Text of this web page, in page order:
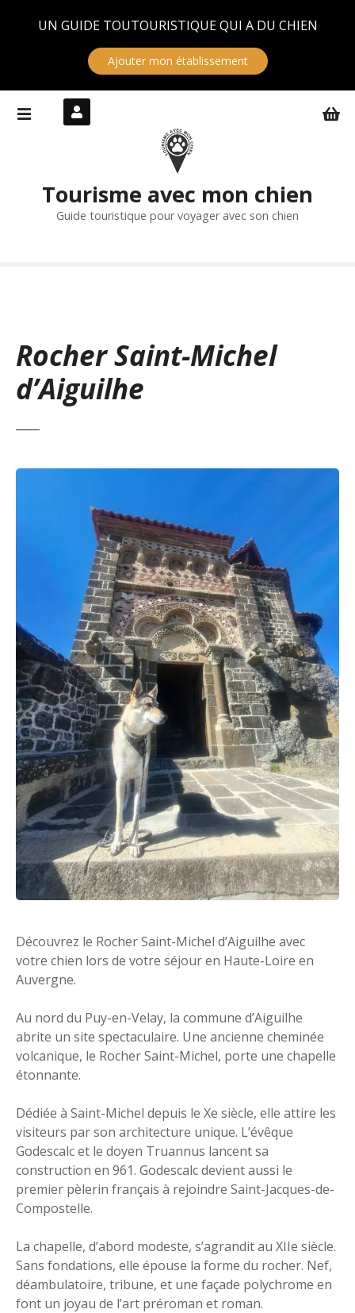
UN GUIDE TOUTOURISTIQUE QUI A DU CHIEN
Ajouter mon établissement
Tourisme avec mon chien
Guide touristique pour voyager avec son chien
Rocher Saint-Michel
d’Aiguilhe
Découvrez le Rocher Saint-Michel d’Aiguilhe avec
votre chien lors de votre séjour en Haute-Loire en
Auvergne.
Au nord du Puy-en-Velay, la commune d’Aiguilhe
abrite un site spectaculaire. Une ancienne cheminée
volcanique, le Rocher Saint-Michel, porte une chapelle
étonnante.
Dédiée à Saint-Michel depuis le Xe siècle, elle attire les
visiteurs par son architecture unique. L’évêque
Godescalc et le doyen Truannus lancent sa
construction en 961. Godescalc devient aussi le
premier pèlerin français à rejoindre Saint-Jacques-de-
Compostelle.
La chapelle, d’abord modeste, s’agrandit au XIIe siècle.
Sans fondations, elle épouse la forme du rocher. Nef,
déambulatoire, tribune, et une façade polychrome en
font un joyau de l’art préroman et roman.